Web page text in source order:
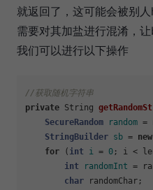
就返回了，这可能会被别
需要对其加盐进行混淆，
我们可以进行以下操作
//获取随机字符串
private String
SecureRandom
random =
StringBuilder sb = new
for ( int i = 0 ; i <
int
randomInt =
char randomChar;